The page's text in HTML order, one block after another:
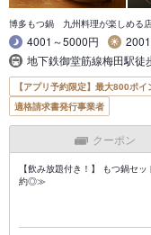
博多もつ鍋 九州料理が楽しめる
4001～5000円
地下鉄御堂筋線梅田駅
【アプリ予約限定】最大800ポ
適格請求書発行事業者
クーポン
【飲み放題付き！】 もつ鍋セ
約◎≫